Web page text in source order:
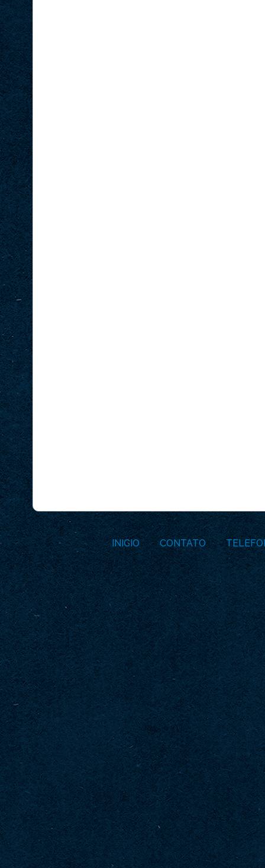
INICIO CONTATO